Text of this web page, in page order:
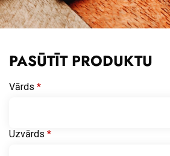
PASŪTĪT PRODUKTU
Vārds *
Uzvārds *